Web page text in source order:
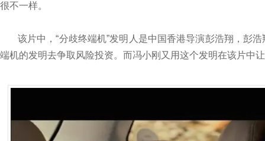
很不一样。
该片中，“分歧终端机”发明人是中国香港导演彭浩翔，彭
端机的发明去争取风险投资。而冯小刚又用这个发明在该片中